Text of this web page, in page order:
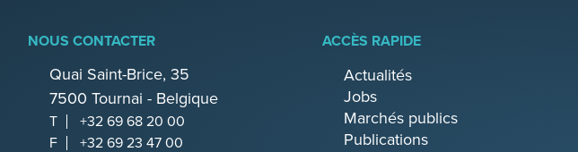
NOUS CONTACTER
Quai Saint-Brice, 35
7500 Tournai - Belgique
T
+32 69 68 20 00
F
+32 69 23 47 00
ACCÈS RAPIDE
Actualités
Jobs
Marchés publics
Publications